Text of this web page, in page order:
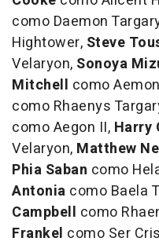
como Daemon
Hightower, Steve
Velaryon, Sonoya
Mitchell como
como Rhaenys
como Aegon II, Harry
Velaryon, Matthew
Phia Saban como
Antonia como Baela
Campbell como
Frankel como Ser